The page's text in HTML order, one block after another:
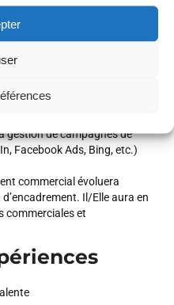
à trouver les bons
gestion de campagnes de
Facebook Ads, Bing, etc.)
commercial évoluera
Il/Elle aura en
commerciales et